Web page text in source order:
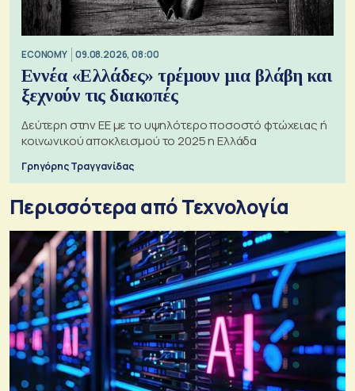
ECONOMY 09.08.2026, 08:00
Εννέα «Ελλάδες» τρέμουν μια βλάβη και
ξεχνούν τις διακοπές
Δεύτερη στην ΕΕ με το υψηλότερο ποσοστό φτώχειας ή
κοινωνικού αποκλεισμού το 2025 η Ελλάδα
Γρηγόρης Τραγγανίδας
Περισσότερα από Τεχνολογία